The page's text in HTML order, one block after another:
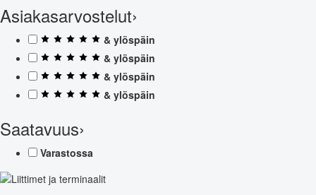
Asiakasarvostelut›
& ylöspäin
& ylöspäin
& ylöspäin
& ylöspäin
Saatavuus›
Varastossa